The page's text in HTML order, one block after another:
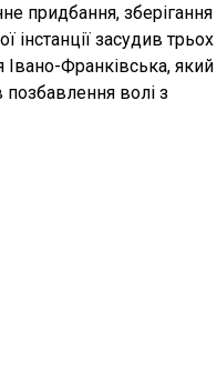
придбання, зберігання
інстанції засудив трьох
Франківська, який
позбавлення волі з